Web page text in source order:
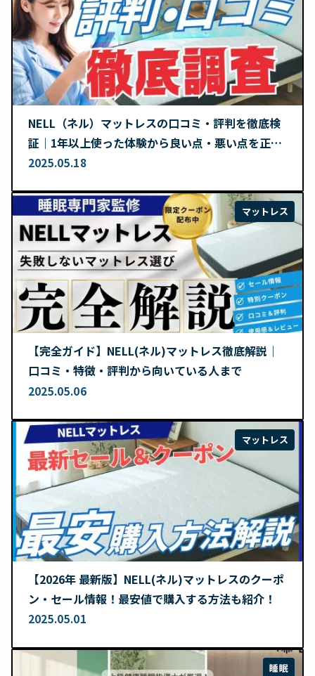
NELL（ネル）マットレスの口コミ・評判を徹底検
証｜1年以上使った体験から良い点・悪い点を正直
レビュー
2025.05.18
マットレス
【完全ガイド】NELL(ネル)マットレス徹底解説｜
口コミ・特徴・評判から向いている人まで
2025.05.06
マットレス
【2026年 最新版】NELL(ネル)マットレスのクーポ
ン・セール情報！最安値で購入する方法も紹介！
2025.05.01
睡眠